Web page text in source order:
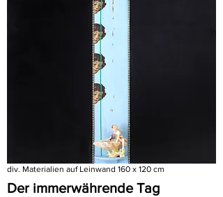
div. Materialien auf Leinwand 160 x 120 cm
Der immerwährende Tag